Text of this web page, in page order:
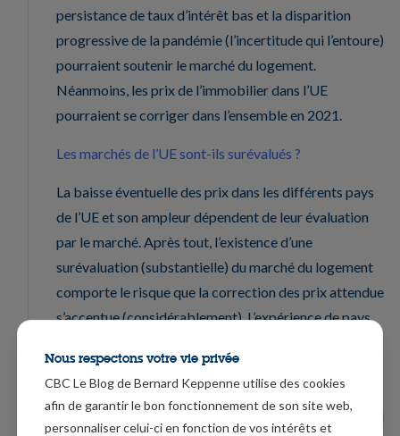
persistance de taux d’intérêt bas et la disparition
progressive de la pandémie (l’incertitude qui l’entoure)
pourraient soutenir le marché du logement.
Néanmoins, les prix de l’immobilier dans l’UE
pourraient se corriger dans l’ensemble en 2021.
Les marchés de l’UE sont-ils surévalués ?
La baisse éventuelle des prix dans les différents pays
de l’UE et son ampleur dépendent de leur évaluation
par le marché. Après tout, l’existence d’une
surévaluation (substantielle) du marché du logement
comporte le risque que la correction des prix attendue
s’accentue (considérablement). L’expérience de pays
durement touché par la crise financière, montre que la
correction peut même être si profonde que la
surévaluation se transforme en sous-évaluation. Un tel
Nous respectons votre vie privée
CBC Le Blog de Bernard Keppenne utilise des cookies
afin de garantir le bon fonctionnement de son site web,
personnaliser celui-ci en fonction de vos intérêts et